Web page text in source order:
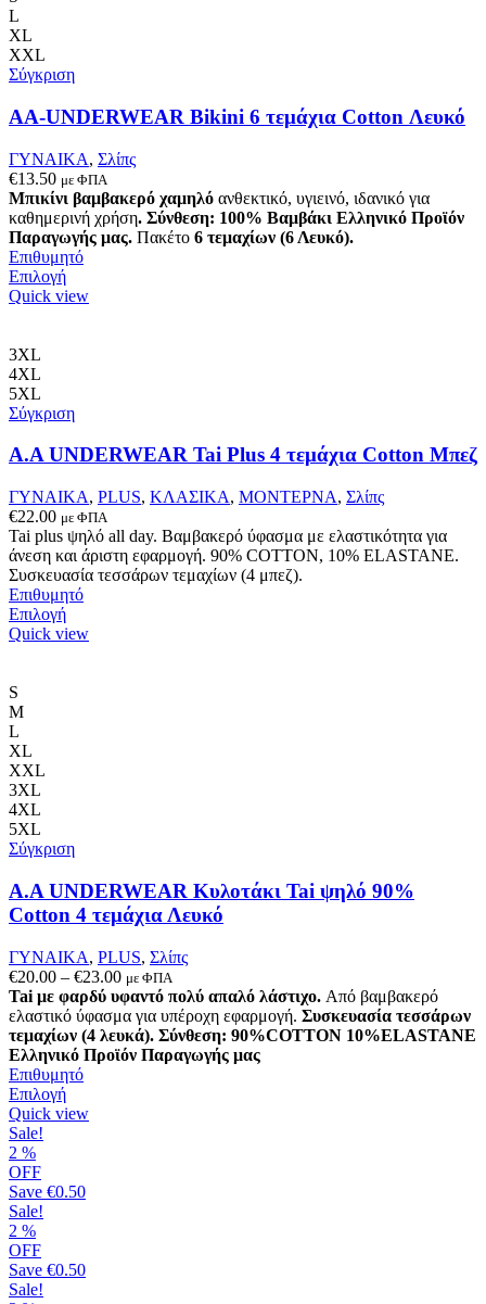
L
XL
XXL
Σύγκριση
AA-UNDERWEAR Bikini 6 τεμάχια Cotton Λευκό
ΓΥΝΑΙΚΑ, Σλίπς
€13.50 με ΦΠΑ
Μπικίνι βαμβακερό χαμηλό ανθεκτικό, υγιεινό, ιδανικό για
καθημερινή χρήση. Σύνθεση: 100% Βαμβάκι Ελληνικό Προϊόν
Παραγωγής μας. Πακέτο 6 τεμαχίων (6 Λευκό).
Επιθυμητό
ΕπιλογήΑυτό
το
επιλογές
να
στη
σελίδα
του
προϊόντος
Quick view
3XL
4XL
5XL
Σύγκριση
Α.A UNDERWEAR Tai Plus 4 τεμάχια Cotton Μπεζ
ΓΥΝΑΙΚΑ, PLUS, ΚΛΑΣΙΚΑ, ΜΟΝΤΕΡΝΑ, Σλίπς
€22.00 με ΦΠΑ
Tai plus ψηλό all day. Βαμβακερό ύφασμα με ελαστικότητα για
άνεση και άριστη εφαρμογή. 90% COTTON, 10% ELASTANΕ.
Συσκευασία τεσσάρων τεμαχίων (4 μπεζ).
Επιθυμητό
ΕπιλογήΑυτό
το
σελίδα
προϊόντος
Quick view
S
M
L
XL
XXL
3XL
4XL
5XL
Σύγκριση
A.A UNDERWEAR Κυλοτάκι Tai ψηλό 90%
Cotton 4 τεμάχια Λευκό
ΓΥΝΑΙΚΑ, PLUS, Σλίπς
€20.00 – €23.00Price
range:
€20.00
through
€23.00
με ΦΠΑ
Tai με φαρδύ υφαντό πολύ απαλό λάστιχο. Από βαμβακερό
ελαστικό ύφασμα για υπέροχη εφαρμογή. Συσκευασία τεσσάρων
τεμαχίων (4 λευκά). Σύνθεση: 90%COTTON 10%ELASTANE
Ελληνικό Προϊόν Παραγωγής μας
Επιθυμητό
ΕπιλογήΑυτό
το
παραλλαγές.
να
Quick view
Sale!
2 %
OFF
Save €0.50
Sale!
2 %
OFF
Save €0.50
Sale!